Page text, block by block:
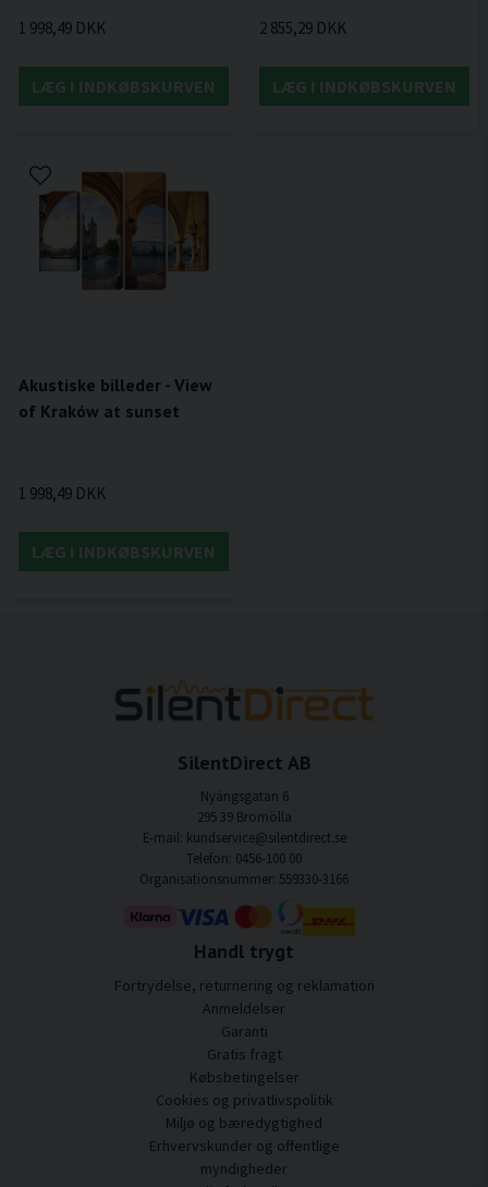
1 998,49 DKK
LÆG I INDKØBSKURVEN
2 855,29 DKK
LÆG I INDKØBSKURVEN
Akustiske billeder - View
of Kraków at sunset
1 998,49 DKK
LÆG I INDKØBSKURVEN
SilentDirect AB
Nyängsgatan 6
295 39 Bromölla
E-mail: kundservice@silentdirect.se
Telefon: 0456-100 00
Organisationsnummer: 559330-3166
Handl trygt
Fortrydelse, returnering og reklamation
Anmeldelser
Garanti
Gratis fragt
Købsbetingelser
Cookies og privatlivspolitik
Miljø og bæredygtighed
Erhvervskunder og offentlige
myndigheder